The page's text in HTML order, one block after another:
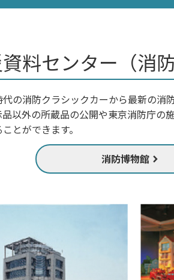
料センター（消防
の消防クラシックカーから最新の消
以外の所蔵品の公開や東京消防庁の
とができます。
消防博物館